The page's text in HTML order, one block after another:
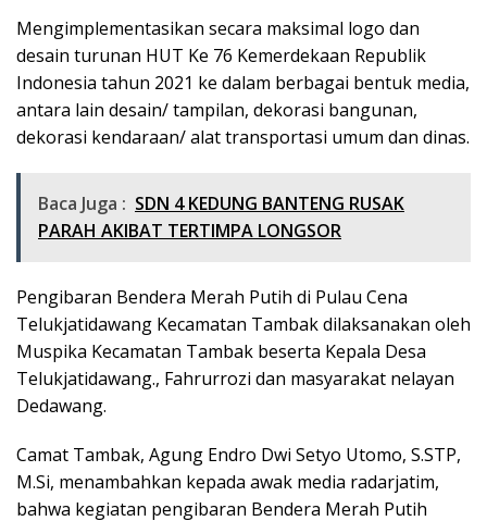
Mengimplementasikan secara maksimal logo dan
desain turunan HUT Ke 76 Kemerdekaan Republik
Indonesia tahun 2021 ke dalam berbagai bentuk media,
antara lain desain/ tampilan, dekorasi bangunan,
dekorasi kendaraan/ alat transportasi umum dan dinas.
Baca Juga : SDN 4 KEDUNG BANTENG RUSAK
PARAH AKIBAT TERTIMPA LONGSOR
Pengibaran Bendera Merah Putih di Pulau Cena
Telukjatidawang Kecamatan Tambak dilaksanakan oleh
Muspika Kecamatan Tambak beserta Kepala Desa
Telukjatidawang., Fahrurrozi dan masyarakat nelayan
Dedawang.
Camat Tambak, Agung Endro Dwi Setyo Utomo, S.STP,
M.Si, menambahkan kepada awak media radarjatim,
bahwa kegiatan pengibaran Bendera Merah Putih